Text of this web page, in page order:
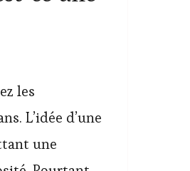
les
L’idée d’une
une